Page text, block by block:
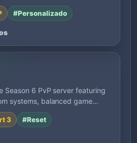
#Personalizado
Season 6 PvP server featuring
systems, balanced game…
3 #Reset